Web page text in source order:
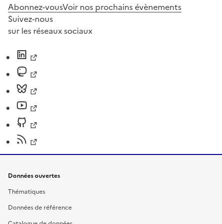
Abonnez-vousVoir nos prochains évènements
Suivez-nous
sur les réseaux sociaux
Données ouvertes
Thématiques
Données de référence